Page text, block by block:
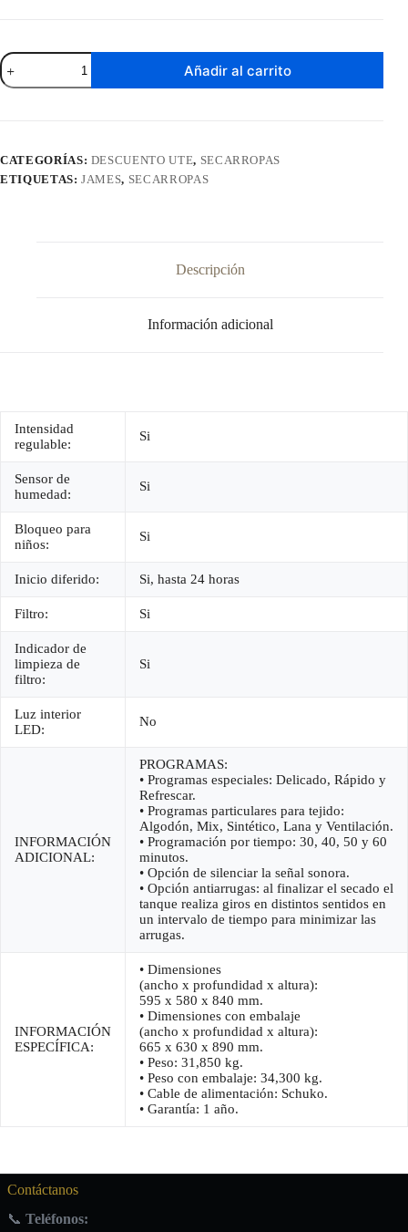
Secarropas
James
7
D
cantidad
Añadir al carrito
CATEGORÍAS: DESCUENTO UTE, SECARROPAS
ETIQUETAS:JAMES, SECARROPAS
Descripción
Información adicional
Intensidad
regulable:
Si
Sensor de
humedad:
Si
Bloqueo para
niños:
Si
Inicio diferido: Si, hasta 24 horas
Filtro: Si
Indicador de
limpieza de
filtro:
Si
Luz interior
LED:
No
INFORMACIÓN
ADICIONAL:
PROGRAMAS:
• Programas especiales: Delicado, Rápido y
Refrescar.
• Programas particulares para tejido:
Algodón, Mix, Sintético, Lana y Ventilación.
• Programación por tiempo: 30, 40, 50 y 60
minutos.
• Opción de silenciar la señal sonora.
• Opción antiarrugas: al finalizar el secado el
tanque realiza giros en distintos sentidos en
un intervalo de tiempo para minimizar las
arrugas.
INFORMACIÓN
ESPECÍFICA:
• Dimensiones
(ancho x profundidad x altura):
595 x 580 x 840 mm.
• Dimensiones con embalaje
(ancho x profundidad x altura):
665 x 630 x 890 mm.
• Peso: 31,850 kg.
• Peso con embalaje: 34,300 kg.
• Cable de alimentación: Schuko.
• Garantía: 1 año.
Contáctanos
📞 Teléfonos: